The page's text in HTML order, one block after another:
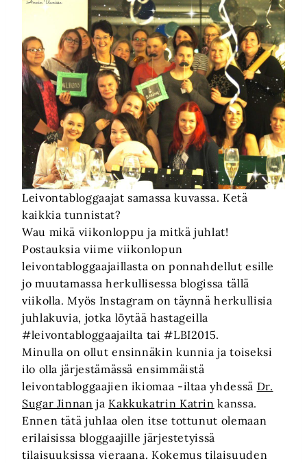
Leivontabloggaajat samassa kuvassa. Ketä
kaikkia tunnistat?
Wau mikä viikonloppu ja mitkä juhlat!
Postauksia viime viikonlopun
leivontabloggaajaillasta on ponnahdellut esille
jo muutamassa herkullisessa blogissa tällä
viikolla. Myös Instagram on täynnä herkullisia
juhlakuvia, jotka löytää hastageilla
#leivontabloggaajailta tai #LBI2015.
Minulla on ollut ensinnäkin kunnia ja toiseksi
ilo olla järjestämässä ensimmäistä
leivontabloggaajien ikiomaa -iltaa yhdessä Dr.
Sugar Jinnan ja Kakkukatrin Katrin kanssa.
Ennen tätä juhlaa olen itse tottunut olemaan
erilaisissa bloggaajille järjestetyissä
tilaisuuksissa vieraana. Kokemus tilaisuuden